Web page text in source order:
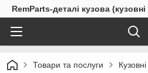
RemParts-деталі кузова
Товари та послуги